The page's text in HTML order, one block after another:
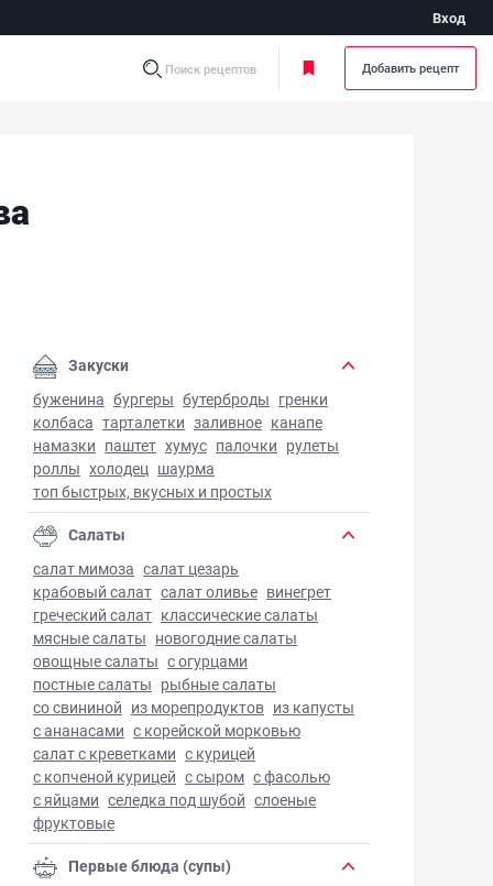
Вход
Поиск рецептов Добавить рецепт
маринованная тыква - фото готового блюда
Закуски
буженина бургеры бутерброды гренки
колбаса тарталетки заливное канапе
намазки паштет хумус палочки рулеты
роллы холодец шаурма
топ быстрых, вкусных и простых
Салаты
салат мимоза салат цезарь
крабовый салат салат оливье винегрет
греческий салат классические салаты
мясные салаты новогодние салаты
овощные салаты с огурцами
постные салаты рыбные салаты
со свининой из морепродуктов из капусты
с ананасами с корейской морковью
салат с креветками с курицей
с копченой курицей с сыром с фасолью
с яйцами селедка под шубой слоеные
фруктовые
Первые блюда (супы)